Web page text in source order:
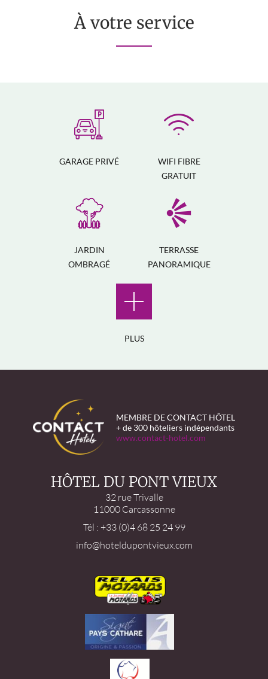
À votre service
GARAGE PRIVÉ
WIFI FIBRE
GRATUIT
JARDIN
OMBRAGÉ
TERRASSE
PANORAMIQUE
PLUS
MEMBRE DE CONTACT HÔTEL
+ de 300 hôteliers indépendants
www.contact-hotel.com
HÔTEL DU PONT VIEUX
32 rue Trivalle
11000 Carcassonne
Tél : +33 (0)4 68 25 24 99
info@hoteldupontvieux.com